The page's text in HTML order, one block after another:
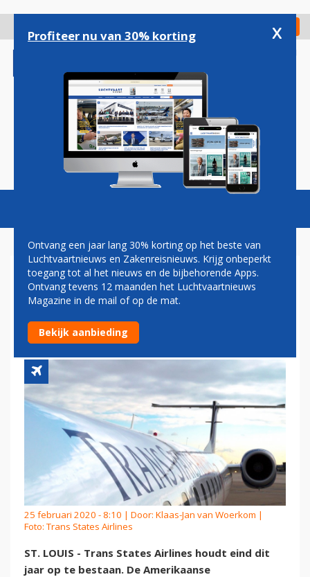
gaan
Check in
Magazine Podcasts Vacatures
UNITED-PARTNER TRANS
STATES AIRLINES HOUDT
ERMEE OP
25 februari 2020 - 8:10 | Door: Klaas-Jan van Woerkom |
Foto: Trans States Airlines
ST. LOUIS - Trans States Airlines houdt eind dit
jaar op te bestaan. De Amerikaanse
Profiteer nu van 30% korting x
Ontvang een jaar lang 30% korting op het beste van
Luchtvaartnieuws en Zakenreisnieuws. Krijg onbeperkt
toegang tot al het nieuws en de bijbehorende Apps.
Ontvang tevens 12 maanden het Luchtvaartnieuws
Magazine in de mail of op de mat.
Bekijk aanbieding